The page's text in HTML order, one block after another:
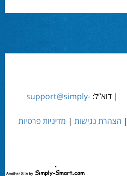
| דוא”ל:support@simply-
| הצהרת נגישות | מדיניות פרטיות